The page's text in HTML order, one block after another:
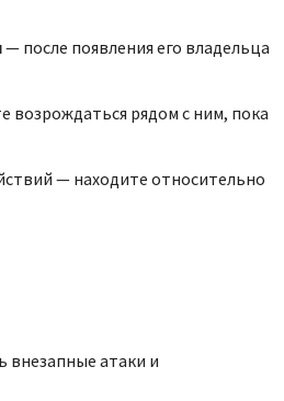
— после появления его владельца
возрождаться рядом с ним, пока
— находите относительно
внезапные атаки и